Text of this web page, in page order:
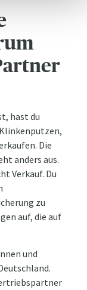
hast du
Die
anders aus.
Verkauf. Du
zu
auf, die auf
und